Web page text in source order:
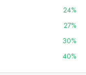
24%
27%
30%
40%